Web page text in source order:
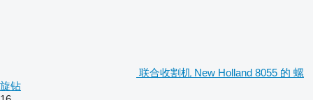
联合收割机 New Holland 8055 的 螺
旋钻